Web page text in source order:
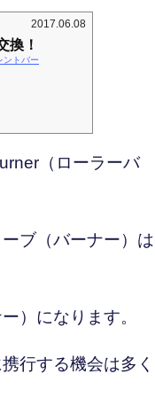
2017.06.08
換！
トバー
（ローラーバ
ブ（バーナー）は
）になります。
行する機会は多く